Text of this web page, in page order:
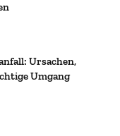
Ursachen,
Umgang